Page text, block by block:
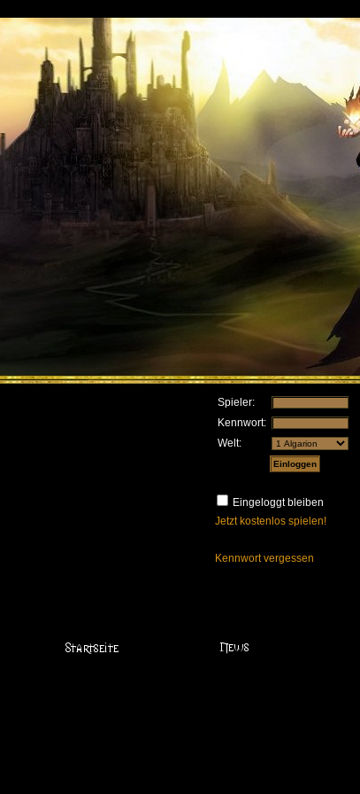
Spieler:
Kennwort:
Welt:
Eingeloggt bleiben
Jetzt kostenlos spielen!
Kennwort vergessen